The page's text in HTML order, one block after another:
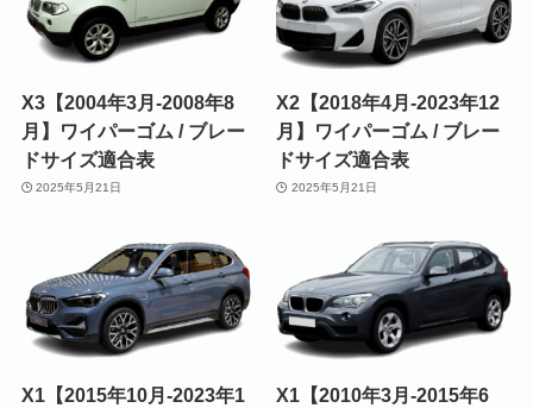
X3【2004年3月-2008年8
月】ワイパーゴム / ブレー
ドサイズ適合表
2025年5月21日
X2【2018年4月-2023年12
月】ワイパーゴム / ブレー
ドサイズ適合表
2025年5月21日
X1【2015年10月-2023年1
X1【2010年3月-2015年6